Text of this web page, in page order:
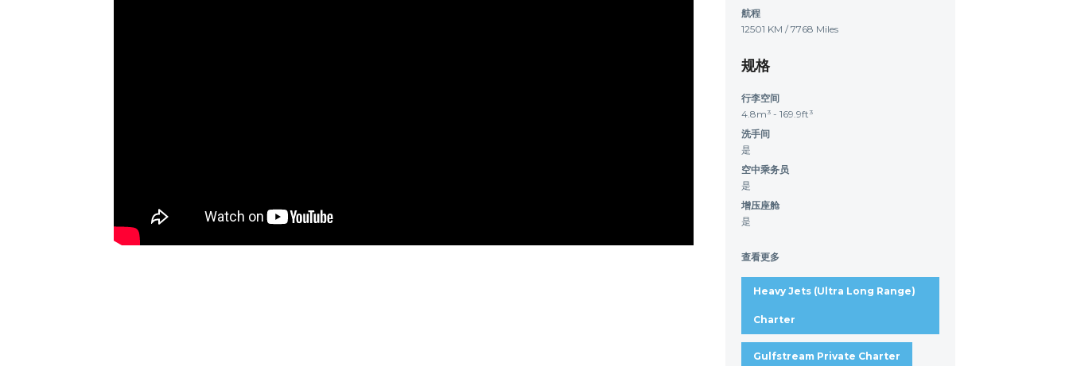
航程
12501 KM / 7768 Miles
规格
行李空间
4.8m³ - 169.9ft³
洗手间
是
空中乘务员
是
增压座舱
是
查看更多
Heavy Jets (Ultra Long Range)
Charter
Gulfstream Private Charter